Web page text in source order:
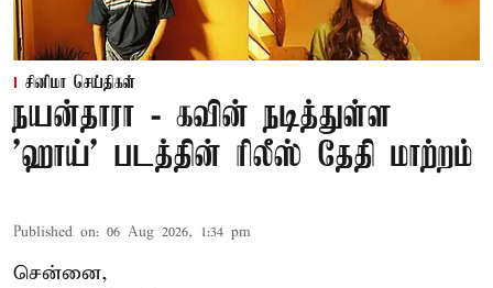
சினிமா செய்திகள்
நயன்தாரா - கவின் நடித்துள்ள
'ஹாய்' படத்தின் ரிலீஸ் தேதி மாற்றம்
Published on: 06 Aug 2026, 1:34 pm
சென்னை,